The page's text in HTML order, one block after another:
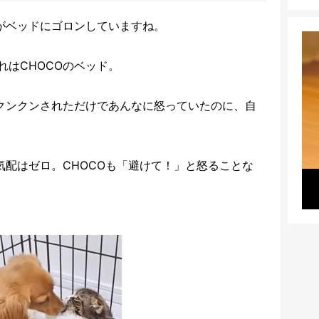
ッドにゴロンしていますね。
CHOCOのベッド。
クンされただけであんなに怒っていたのに、自
はゼロ。CHOCOも「避けて！」と怒ることな